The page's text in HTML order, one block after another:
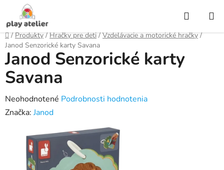
obsah
Hľadať
Domov
/ Produkty / Hračky pre deti / Vzdelávacie a motorické hračky /
Janod Senzorické karty Savana
Janod Senzorické karty
Savana
Priemerné
hodnotenie
Neohodnotené Podrobnosti hodnotenia
Značka: Janod